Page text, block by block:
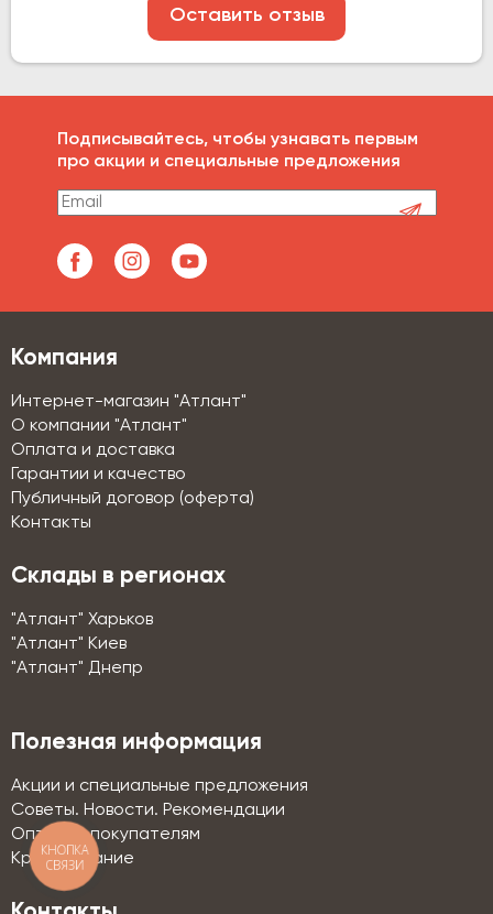
Оставить отзыв
Подписывайтесь, чтобы узнавать первым
про акции и специальные предложения
Компания
Интернет-магазин "Атлант"
О компании "Атлант"
Оплата и доставка
Гарантии и качество
Публичный договор (оферта)
Контакты
Склады в регионах
"Атлант" Харьков
"Атлант" Киев
"Атлант" Днепр
Полезная информация
Акции и специальные предложения
Советы. Новости. Рекомендации
Оптовым покупателям
Кредитование
КНОПКА
СВЯЗИ